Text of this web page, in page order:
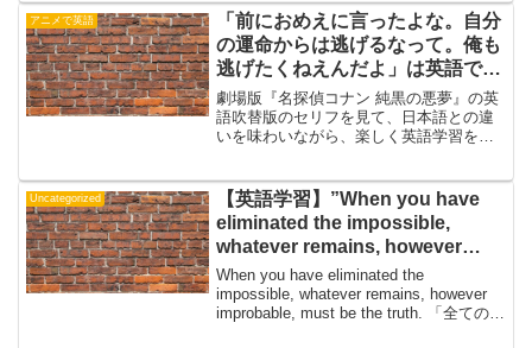
Even if you are facin...
アニメで英語
「前におめえに言ったよな。自分
の運命からは逃げるなって。俺も
逃げたくねえんだよ」は英語で？
【名探偵コナン 純黒の悪夢】
劇場版『名探偵コナン 純黒の悪夢』の英
語吹替版のセリフを見て、日本語との違
いを味わいながら、楽しく英語学習をし
も逃げたくねえんだよ」は英語で？今回
のセリフはこちら。コナン...
Uncategorized
【英語学習】”When you have
eliminated the impossible,
whatever remains, however
improbable, must be the
truth.”の意味
When you have eliminated the
impossible, whatever remains, however
improbable, must be the truth. 「全ての不